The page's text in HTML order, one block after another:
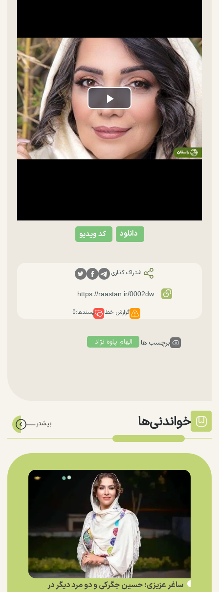
Play
Video
کد ویدیو دانلود
اشتراک گذاری:
گزارش خطا پسندها:0
برچسب ها: الهام پاوه نژاد
خواندنی‌ها
ساغر عزیزی: حسین جگرکی و دو مرد دیگر در